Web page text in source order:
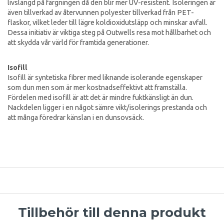
livslängd på färgningen då den blir mer UV-resistent. Isoleringen är
även tillverkad av återvunnen polyester tillverkad från PET-
flaskor, vilket leder till lägre koldioxidutsläpp och minskar avfall.
Dessa initiativ är viktiga steg på Outwells resa mot hållbarhet och
att skydda vår värld för framtida generationer.
Isofill
Isofill är syntetiska fibrer med liknande isolerande egenskaper
som dun men som är mer kostnadseffektivt att framställa.
Fördelen med isofill är att det är mindre fuktkänsligt än dun.
Nackdelen ligger i en något sämre vikt/isolerings prestanda och
att många föredrar känslan i en dunsovsäck.
Tillbehör till denna produkt